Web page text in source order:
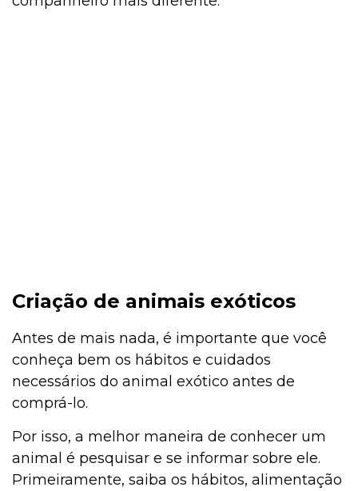
Criação de animais exóticos
Antes de mais nada, é importante que você
conheça bem os hábitos e cuidados
necessários do animal exótico antes de
comprá-lo.
Por isso, a melhor maneira de conhecer um
animal é pesquisar e se informar sobre ele.
Primeiramente, saiba os hábitos, alimentação